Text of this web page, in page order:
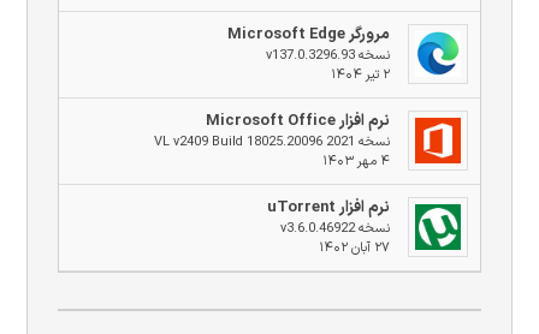
مرورگر Microsoft Edge
نسخه v137.0.3296.93
۲ تیر ۱۴۰۴
نرم افزار Microsoft Office
نسخه 2021 VL v2409 Build 18025.20096
۴ مهر ۱۴۰۳
نرم افزار uTorrent
نسخه v3.6.0.46922
۲۷ آبان ۱۴۰۲